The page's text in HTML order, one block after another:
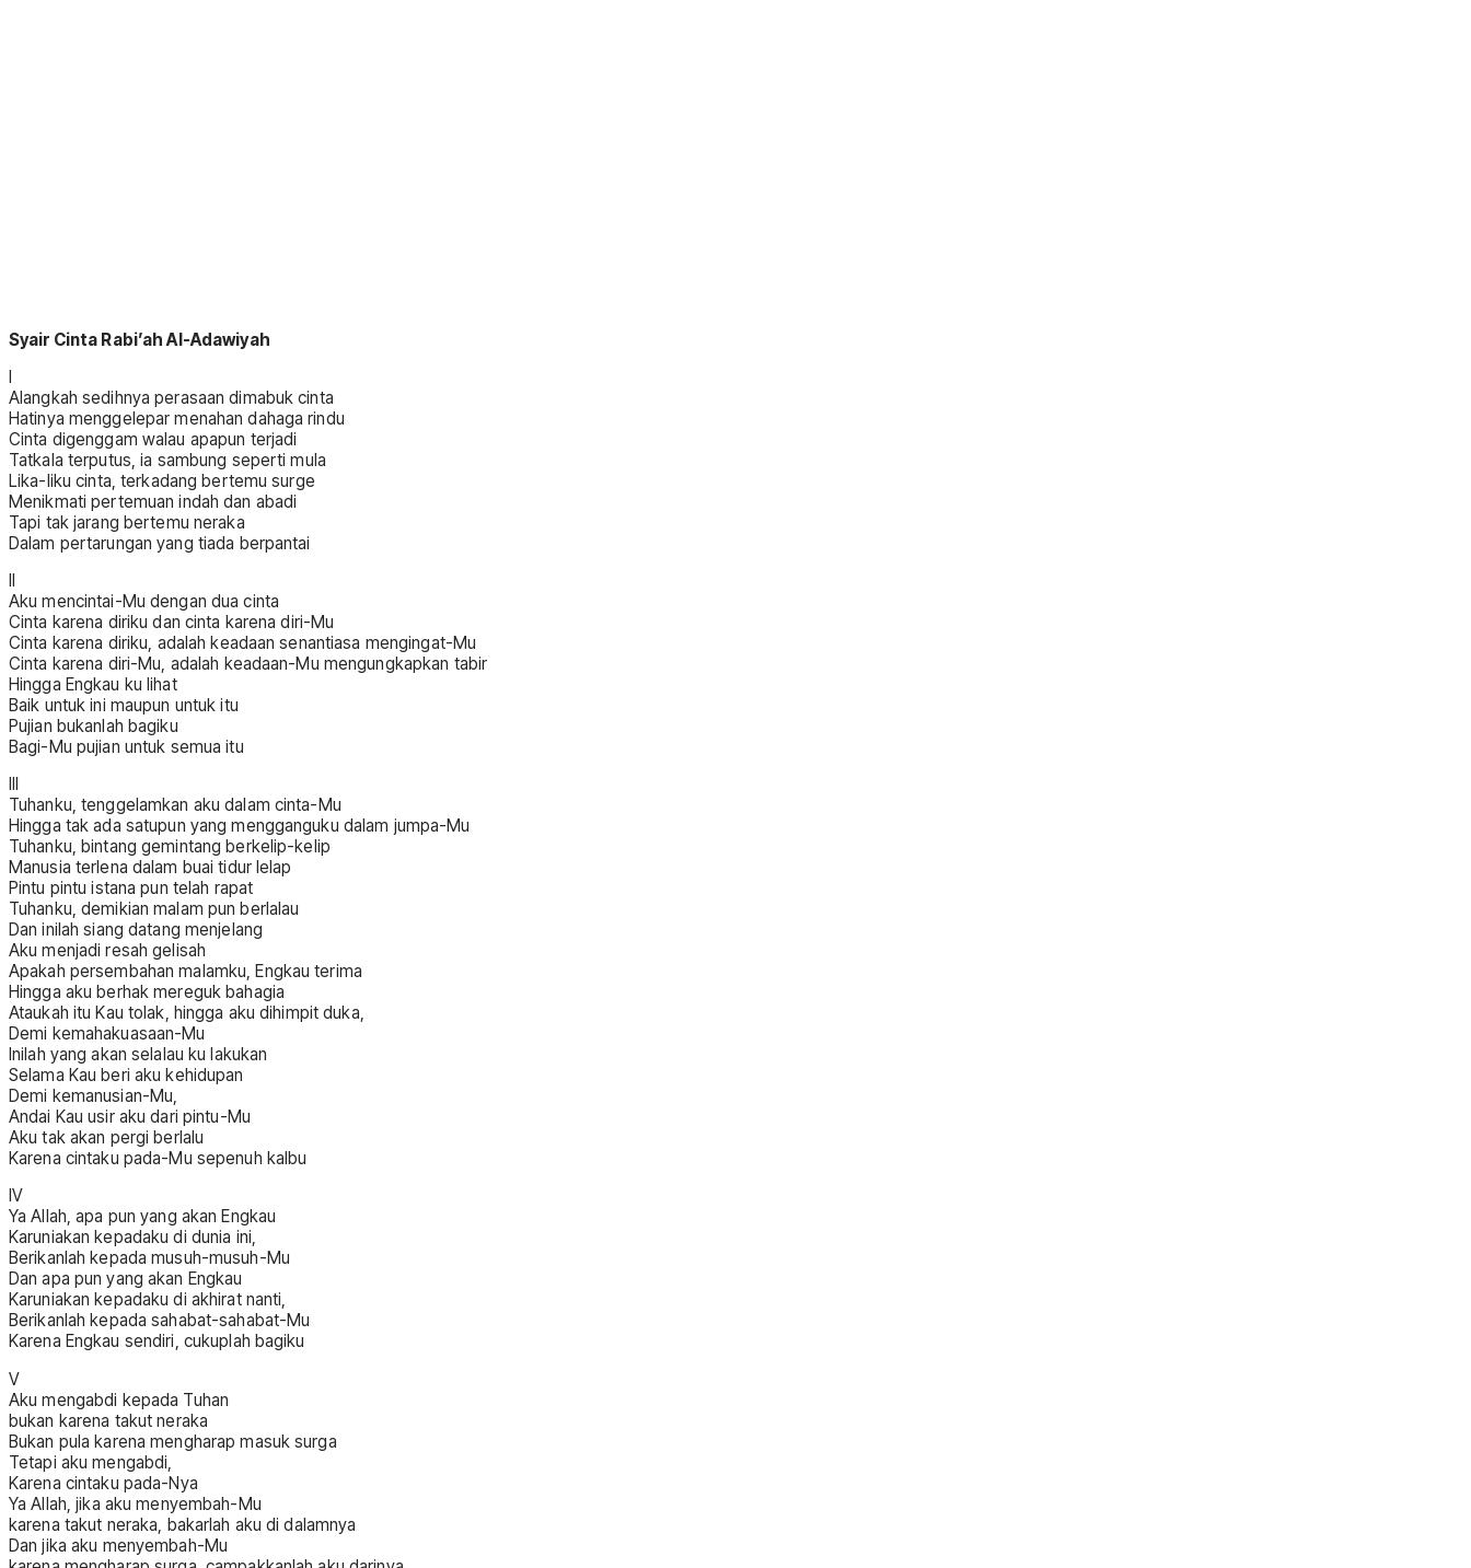
Syair Cinta Rabi’ah Al-Adawiyah
I
Alangkah sedihnya perasaan dimabuk cinta
Hatinya menggelepar menahan dahaga rindu
Cinta digenggam walau apapun terjadi
Tatkala terputus, ia sambung seperti mula
Lika-liku cinta, terkadang bertemu surge
Menikmati pertemuan indah dan abadi
Tapi tak jarang bertemu neraka
Dalam pertarungan yang tiada berpantai
II
Aku mencintai-Mu dengan dua cinta
Cinta karena diriku dan cinta karena diri-Mu
Cinta karena diriku, adalah keadaan senantiasa mengingat-Mu
Cinta karena diri-Mu, adalah keadaan-Mu mengungkapkan tabir
Hingga Engkau ku lihat
Baik untuk ini maupun untuk itu
Pujian bukanlah bagiku
Bagi-Mu pujian untuk semua itu
Tuhanku, tenggelamkan aku dalam cinta-Mu
Hingga tak ada satupun yang mengganguku dalam jumpa-Mu
Tuhanku, bintang gemintang berkelip-kelip
Manusia terlena dalam buai tidur lelap
Pintu pintu istana pun telah rapat
Tuhanku, demikian malam pun berlalau
Dan inilah siang datang menjelang
Aku menjadi resah gelisah
Apakah persembahan malamku, Engkau terima
Hingga aku berhak mereguk bahagia
Ataukah itu Kau tolak, hingga aku dihimpit duka,
Demi kemahakuasaan-Mu
Inilah yang akan selalau ku lakukan
Selama Kau beri aku kehidupan
Demi kemanusian-Mu,
Andai Kau usir aku dari pintu-Mu
Aku tak akan pergi berlalu
Karena cintaku pada-Mu sepenuh kalbu
IV
Ya Allah, apa pun yang akan Engkau
Karuniakan kepadaku di dunia ini,
Berikanlah kepada musuh-musuh-Mu
Dan apa pun yang akan Engkau
Karuniakan kepadaku di akhirat nanti,
Berikanlah kepada sahabat-sahabat-Mu
Karena Engkau sendiri, cukuplah bagiku
V
Aku mengabdi kepada Tuhan
bukan karena takut neraka
Bukan pula karena mengharap masuk surga
Tetapi aku mengabdi,
Karena cintaku pada-Nya
Ya Allah, jika aku menyembah-Mu
karena takut neraka, bakarlah aku di dalamnya
Dan jika aku menyembah-Mu